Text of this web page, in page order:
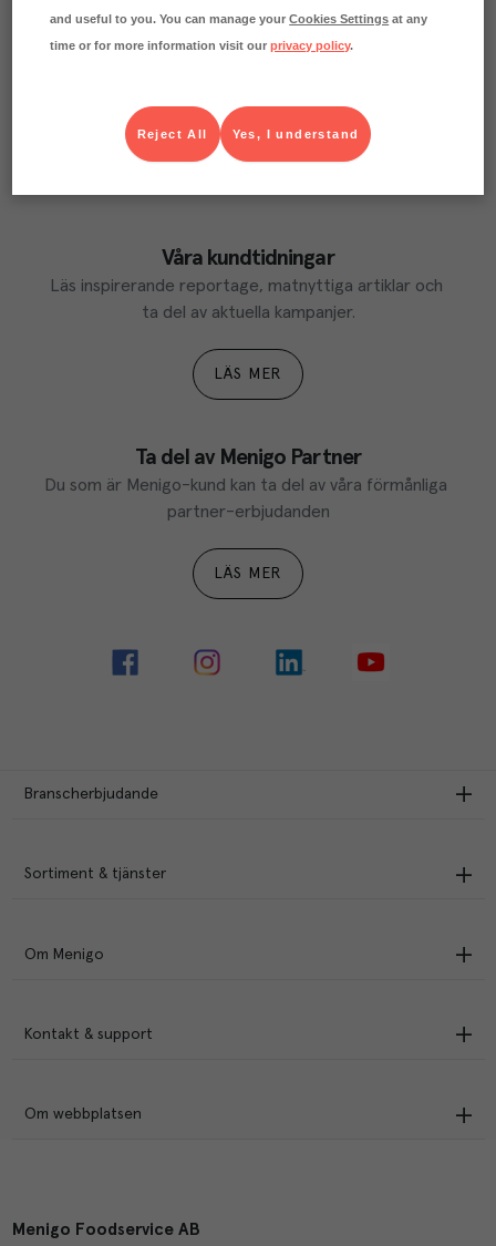
Våra kundtidningar
Läs inspirerande reportage, matnyttiga artiklar och
ta del av aktuella kampanjer.
LÄS MER
Ta del av Menigo Partner
Du som är Menigo-kund kan ta del av våra förmånliga
partner-erbjudanden
LÄS MER
Branscherbjudande
Sortiment & tjänster
Om Menigo
Kontakt & support
Om webbplatsen
Menigo Foodservice AB
and useful to you. You can manage yourCookies Settings at any
time or for more information visit ourprivacy policy.
Yes, I understand
Reject All